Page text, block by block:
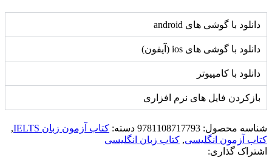
دانلود با گوشی های android
دانلود با گوشی های ios (آیفون)
دانلود با کامپیوتر
بازکردن فایل های نرم افزاری
شناسه محصول: 9781108717793 دسته: کتاب آزمون زبان IELTS
,
کتاب آزمون انگلیسی, کتاب زبان انگلیسی
اشتراک گذاری: